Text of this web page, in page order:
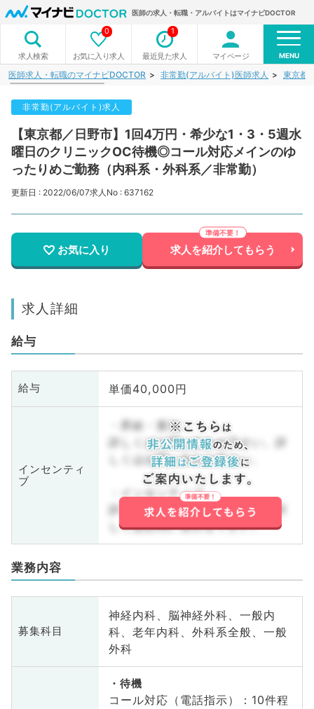
医師の求人・転職・アルバイトはマイナビDOCTOR
求人検索 お気に入り求人
0
最近見た求人
1
マイページ MENU
医師求人・転職のマイナビDOCTOR 非常勤(アルバイト)医師求人 東京都
非常勤(アルバイト)求人
【東京都／日野市】1回4万円・希少な1・3・5週水
曜日のクリニックOC待機◎コール対応メインのゆ
ったりめご勤務（内科系・外科系／非常勤）
更新日 : 2022/06/07求人No : 637162
お気に入り 求人を紹介してもらう
求人詳細
給与
給与 単価40,000円
インセンティ
ブ
・昇給・賞与
詳しくはお問い合わせ下さい。詳
しくはお問い合わせ下さい。
・インセンティブ
詳しくはお問い合わせ下さい。詳
しくはお問い合わせ下さい。
業務内容
募集科目
神経内科、脳神経外科、一般内
科、老年内科、外科系全般、一般
外科
待機
コール対応（電話指示）：10件程